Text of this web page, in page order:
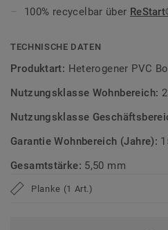
täglichen Gebrauch dauerhaft
Hergestellt in Europa mit 20 %
Nutzung. Phthalatfrei und mit
Emissionen, geprüft nach
>>Erfahren Sie mehr über
100% recycelbar über
TECHNISCHE DATEN
Produktart: Heterogener PVC
Nutzungsklasse Wohnbereich:
Nutzungsklasse
Garantie Wohnbereich (Jahre):
Gesamtstärke: 5,50 mm
Planke (1 Art.)